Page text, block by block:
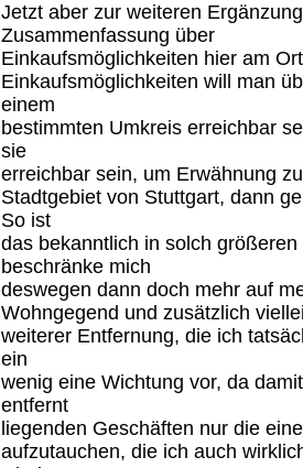
Jetzt aber zur weiteren
Zusammenfassung über
Einkaufsmöglichkeiten hier am
Einkaufsmöglichkeiten will man
einem
bestimmten Umkreis erreichbar
sie
erreichbar sein, um Erwähnung
Stadtgebiet von Stuttgart, dann
So ist
das bekanntlich in solch
beschränke mich
deswegen dann doch mehr auf
Wohngegend und zusätzlich
weiterer Entfernung, die ich
ein
wenig eine Wichtung vor, da
entfernt
liegenden Geschäften nur die
aufzutauchen, die ich auch